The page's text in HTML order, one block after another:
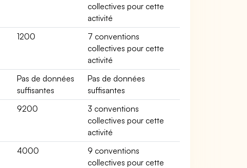
collectives pour cette
activité
1200
7 conventions
collectives pour cette
activité
Pas de données
suffisantes
Pas de données
suffisantes
9200
3 conventions
collectives pour cette
activité
4000
9 conventions
collectives pour cette